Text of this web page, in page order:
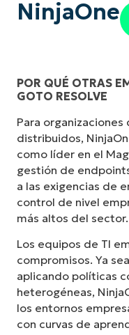
NinjaOne
POR QUÉ OTRAS
GOTO RESOLVE
Para
distribuidos,
como líder en el
gestión de
a las exigencias de
control de nivel
más altos del sector.
Los equipos de TI
compromisos. Ya
aplicando políticas
heterogéneas,
los entornos
con curvas de